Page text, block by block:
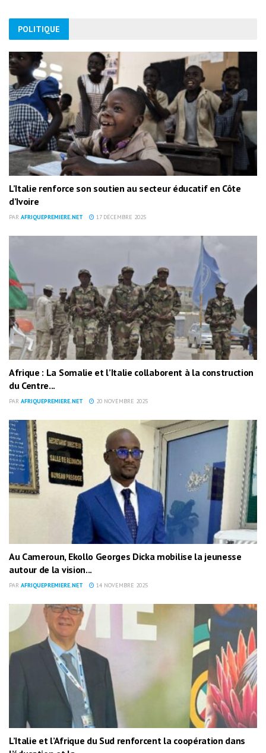
POLITIQUE
L’Italie renforce son soutien au secteur éducatif en Côte
d’Ivoire
PAR AFRIQUEPREMIERE.NET 17 DÉCEMBRE 2025
Afrique : La Somalie et l’Italie collaborent à la construction
du Centre...
PAR AFRIQUEPREMIERE.NET 20 NOVEMBRE 2025
Au Cameroun, Ekollo Georges Dicka mobilise la jeunesse
autour de la vision...
PAR AFRIQUEPREMIERE.NET 14 NOVEMBRE 2025
L’Italie et l’Afrique du Sud renforcent la coopération dans